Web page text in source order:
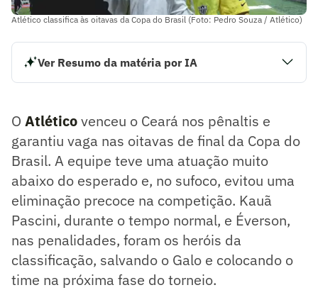
Atlético classifica às oitavas da Copa do Brasil (Foto: Pedro Souza / Atlético)
Ver Resumo da matéria por IA
eliminação precoce na competição. Kauã Pascini, durante o
tempo normal, e Éverson, nas penalidades, foram os heróis
da classificação, salvando o Galo e colocando o time na
próxima fase do torneio.
Resumo supervisionado pelo jornalista!
O Atléticovenceu o Ceará nos pênaltis e
garantiu vaga nas oitavas de final da Copa do
Brasil. A equipe teve uma atuação muito
abaixo do esperado e, no sufoco, evitou uma
eliminação precoce na competição. Kauã
Pascini, durante o tempo normal, e Éverson,
nas penalidades, foram os heróis da
classificação, salvando o Galo e colocando o
time na próxima fase do torneio.